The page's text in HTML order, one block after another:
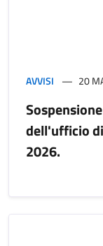
AVVISI 20
dell'ufficio
2026.